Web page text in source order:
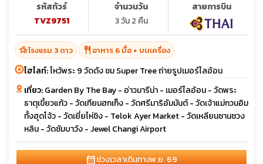
รหัสทัวร์
TVZ9751
จำนวนวัน
3 วัน 2 คืน
สายการบิน
hotel_classโรงแรม 3 ดาว restaurant อาหาร 6 มื้อ + บนเครื่อง
ไฮไลท์:ไหว้พระ 9 วัดดัง ชม Super Tree ถ่ายรูปเมอร์ไลอ้อน
เที่ยว:Garden By The Bay - อ่าวมารีน่า - เมอร์ไลอ้อน - วัดพระ
ธาตุเขี้ยวแก้ว - วัดเทียนฮกเก็ง - วัดศรีมาริอัมมันต์ - วัดเจ้าแม่กวนอิม
ทั้งฮุดโจ้ว - วัดเยี่ยไห่ชิง - Telok Ayer Market - วัดเหลียนซานซวง
หลิน - วัดซัมบาวัง - Jewel Changi Airport
calendar_monthช่วงเวลาเดินทางพ.ย. 69